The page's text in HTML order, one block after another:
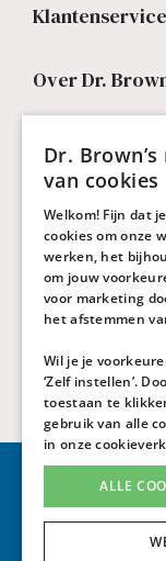
Klantenservice
Over Dr.
Professionals
Werken bij
Dr.
van cookies
Welkom! Fijn dat
cookies om onze
werken, het
om jouw
voor marketing
het afstemmen
Wil je je
‘Zelf instellen’.
toestaan te
gebruik van alle
in onze
ALLE